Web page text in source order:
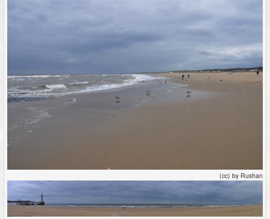
(cc) by Rushan